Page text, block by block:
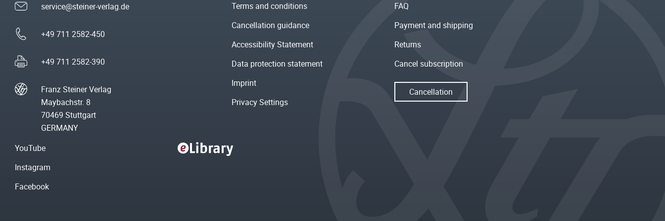
service@steiner-verlag.de
+49 711 2582-450
+49 711 2582-390
Franz Steiner Verlag
Maybachstr. 8
70469 Stuttgart
GERMANY
Terms and conditions
Cancellation guidance
Accessibility Statement
Data protection statement
Imprint
Privacy Settings
FAQ
Payment and shipping
Returns
Cancel subscription
Cancellation
YouTube
Instagram
Facebook